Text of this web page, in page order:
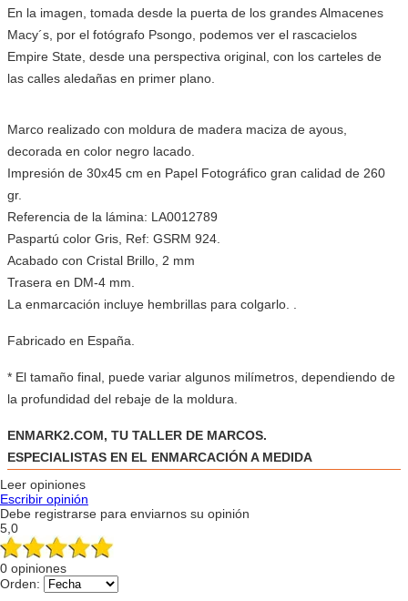
En la imagen, tomada desde la puerta de los grandes Almacenes
Macy´s, por el fotógrafo Psongo, podemos ver el rascacielos
Empire State, desde una perspectiva original, con los carteles de
las calles aledañas en primer plano.
Marco realizado con moldura de madera maciza de ayous,
decorada en color negro lacado.
Impresión de 30x45 cm en Papel Fotográfico gran calidad de 260
gr.
Referencia de la lámina: LA0012789
Paspartú color Gris, Ref: GSRM 924.
Acabado con Cristal Brillo, 2 mm
Trasera en DM-4 mm.
La enmarcación incluye hembrillas para colgarlo. .
Fabricado en España.
* El tamaño final, puede variar algunos milímetros, dependiendo de
la profundidad del rebaje de la moldura.
ENMARK2.COM, TU TALLER DE MARCOS.
ESPECIALISTAS EN EL ENMARCACIÓN A MEDIDA
Leer opiniones
Escribir opinión
Debe registrarse para enviarnos su opinión
5,0
0 opiniones
Orden: